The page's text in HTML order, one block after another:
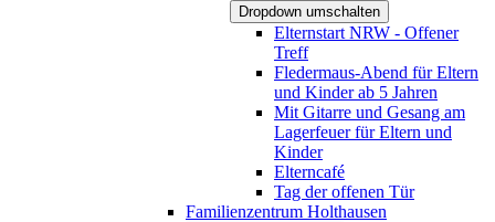
Dropdown umschalten
Elternstart NRW - Offener
Treff
Fledermaus-Abend für Eltern
und Kinder ab 5 Jahren
Mit Gitarre und Gesang am
Lagerfeuer für Eltern und
Kinder
Elterncafé
Tag der offenen Tür
Familienzentrum Holthausen